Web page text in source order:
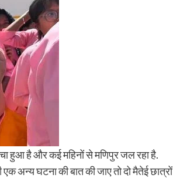
हुआ है और कई महिनों से मणिपुर जल रहा है.
अन्य घटना की बात की जाए तो दो मैतेई छात्रों